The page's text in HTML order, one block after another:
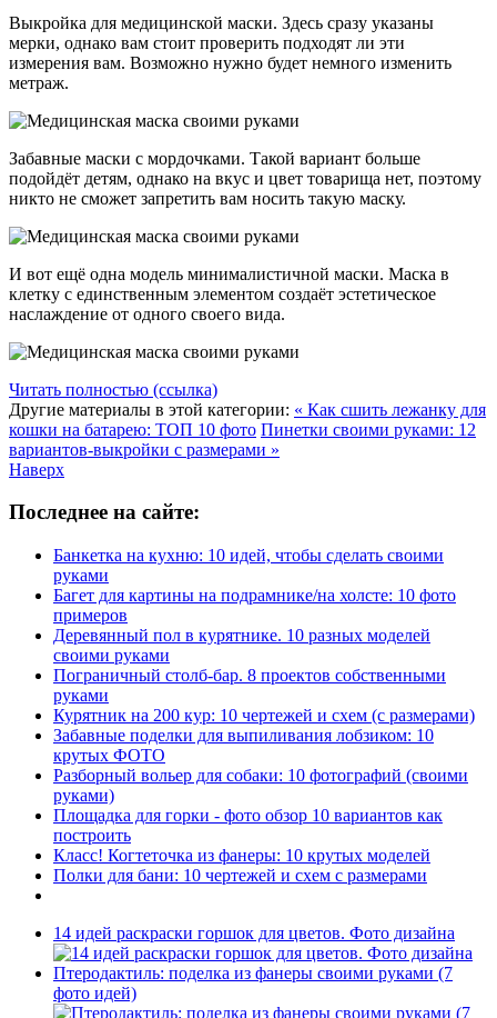
Выкройка для медицинской маски. Здесь сразу указаны
мерки, однако вам стоит проверить подходят ли эти
измерения вам. Возможно нужно будет немного изменить
метраж.
Забавные маски с мордочками. Такой вариант больше
подойдёт детям, однако на вкус и цвет товарища нет, поэтому
никто не сможет запретить вам носить такую маску.
И вот ещё одна модель минималистичной маски. Маска в
клетку с единственным элементом создаёт эстетическое
наслаждение от одного своего вида.
Читать полностью (ссылка)
Другие материалы в этой категории: « Как сшить лежанку для
кошки на батарею: ТОП 10 фото Пинетки своими руками: 12
вариантов-выкройки с размерами »
Наверх
Последнее на сайте:
Банкетка на кухню: 10 идей, чтобы сделать своими
руками
Багет для картины на подрамнике/на холсте: 10 фото
примеров
Деревянный пол в курятнике. 10 разных моделей
своими руками
Пограничный столб-бар. 8 проектов собственными
руками
Курятник на 200 кур: 10 чертежей и схем (с размерами)
Забавные поделки для выпиливания лобзиком: 10
крутых ФОТО
Разборный вольер для собаки: 10 фотографий (своими
руками)
Площадка для горки - фото обзор 10 вариантов как
построить
Класс! Когтеточка из фанеры: 10 крутых моделей
Полки для бани: 10 чертежей и схем с размерами
14 идей раскраски горшок для цветов. Фото дизайна
Птеродактиль: поделка из фанеры своими руками (7
фото идей)